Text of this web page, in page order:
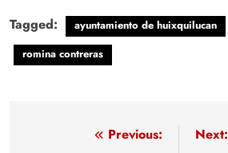
Tagged: ayuntamiento de huixquilucan
romina contreras
NavegaciónPrevious:
Next: